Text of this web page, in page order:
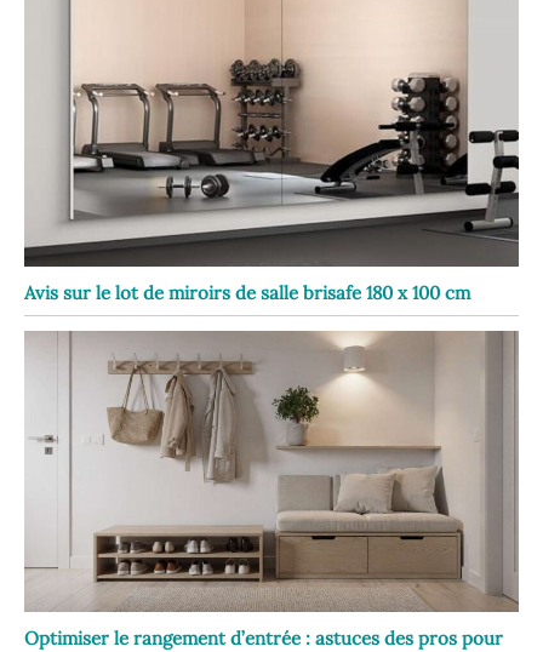
Avis sur le lot de miroirs de salle brisafe 180 x 100 cm
Optimiser le rangement d’entrée : astuces des pros pour